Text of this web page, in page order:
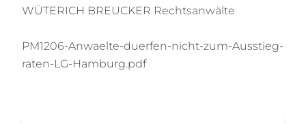
WÜTERICH BREUCKER Rechtsanwälte
PM1206-Anwaelte-duerfen-nicht-zum-Ausstieg-
raten-LG-Hamburg.pdf